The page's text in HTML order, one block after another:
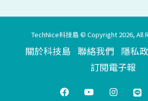
TechNice科技島 © Copyright 2026, All
關於科技島 聯絡我們 隱私
訂閱電子報